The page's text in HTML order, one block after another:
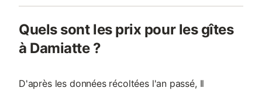
Quels sont les prix pour les gîtes
à Damiatte ?
D'après les données récoltées l'an passé, Il